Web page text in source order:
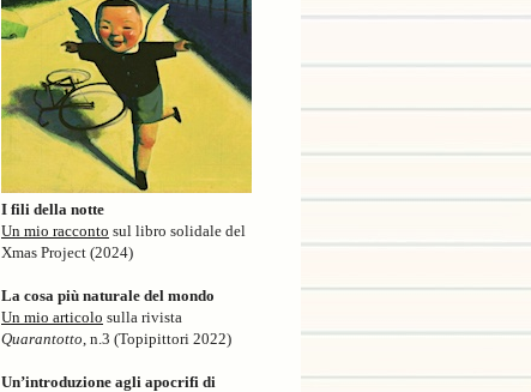
I fili della notte
Un mio racconto sul libro solidale del
Xmas Project (2024)
La cosa più naturale del mondo
Un mio articolo sulla rivista
Quarantotto , n.3 (Topipittori 2022)
Un’introduzione agli apocrifi di